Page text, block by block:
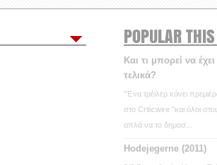
POPULAR
Και τι μπορεί να
τελικά?
"Ένα τρέιλερ κάνει
στο Criticwire "και όλοι
απλά να το δημοσ...
Hodejegerne (2011)